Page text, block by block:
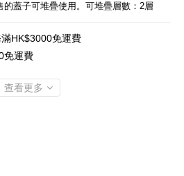
蓋子可堆疊使用。可堆疊層數：2層
HK$3000免運費
免運費
查看更多